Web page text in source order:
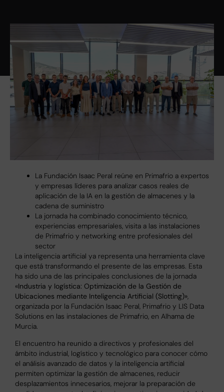
La Fundación Isaac Peral reúne en Primafrio a expertos
y empresas líderes para analizar casos reales de
aplicación de la IA en la gestión de almacenes y la
cadena de suministro
La jornada ha combinado conocimiento técnico,
experiencias empresariales, visita a las instalaciones
de Primafrio y networking entre profesionales del
sector
La inteligencia artificial ya representa una herramienta clave
que está transformando el presente de las empresas. Esta
ha sido una de las principales conclusiones de la jornada
«Industria y logística: Optimización de la Gestión de
Ubicaciones mediante Inteligencia Artificial (Slotting)»,
organizada por la Fundación Isaac Peral, Primafrio y LIS Data
Solutions en las instalaciones de Primafrio, en Alhama de
Murcia.
El encuentro ha reunido a directivos y profesionales del
ámbito industrial, logístico y tecnológico para conocer cómo
el análisis avanzado de datos y la inteligencia artificial
permiten optimizar la gestión de almacenes, reducir
desplazamientos innecesarios, mejorar la preparación de